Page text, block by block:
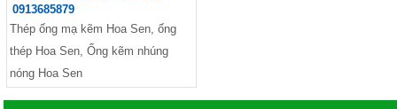
Xà gồ chữ C Hòa Phát
Xà gồ Z Hoa Sen
Xà gồ Z Hòa Phát
Xà gồ Z mạ kẽm Hoa Sen Z120...
Xà gồ Z mạ kẽm Z80 ...
0913685879
Thép ống mạ kẽm Hoa Sen, ống
thép Hoa Sen, Ống kẽm nhúng
nóng Hoa Sen